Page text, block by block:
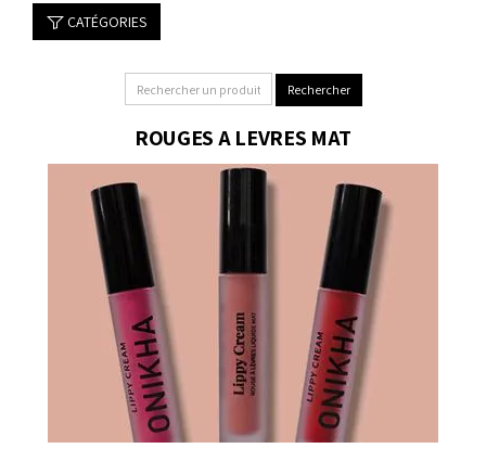
CATÉGORIES
ROUGES A LEVRES MAT